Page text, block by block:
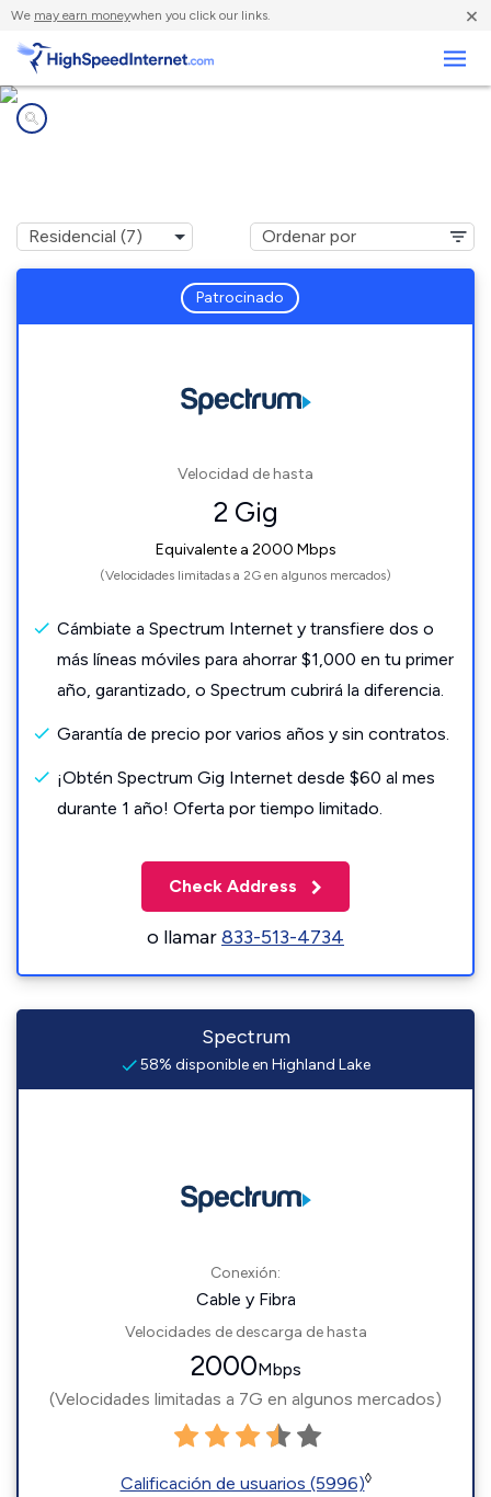
We may earn moneywhen you click our links. ×
Patrocinado
Velocidad de hasta
2 Gig
Equivalente a 2000 Mbps
(Velocidades limitadas a 2G en algunos mercados)
Cámbiate a Spectrum Internet y transfiere dos o
más líneas móviles para ahorrar $1,000 en tu primer
año, garantizado, o Spectrum cubrirá la diferencia.
Garantía de precio por varios años y sin contratos.
¡Obtén Spectrum Gig Internet desde $60 al mes
durante 1 año! Oferta por tiempo limitado.
Check Address
o llamar833-513-4734
Spectrum
58% disponible en Highland Lake
Conexión:
Cable y Fibra
Velocidades de descarga de hasta
2000Mbps
(Velocidades limitadas a 7G en algunos mercados)
Calificación de usuarios (5996)◊